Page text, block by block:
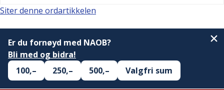
Siter denne ordartikkelen
Er du fornøyd med NAOB?
Bli med og bidra!
100,–
250,– 500,– Valgfri sum